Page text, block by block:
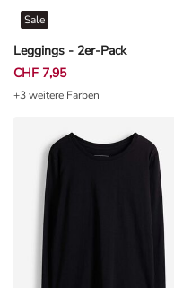
Leggings - 2er-Pack
Sale
CHF 7,95
+3 weitere Farben